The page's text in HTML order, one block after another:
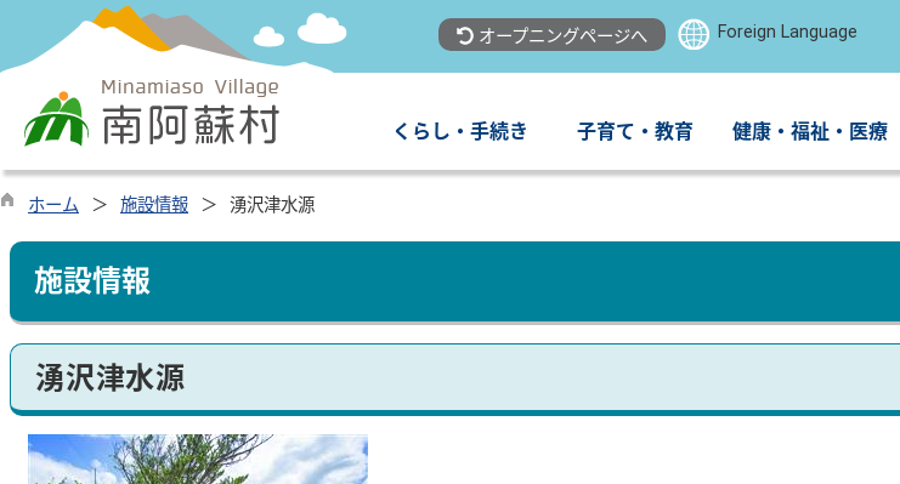
オープニングページへ Foreign Language
くらし・手続き 子育て・教育 健康・福祉・医療
ホーム 施設情報 湧沢津水源
施設情報
湧沢津水源